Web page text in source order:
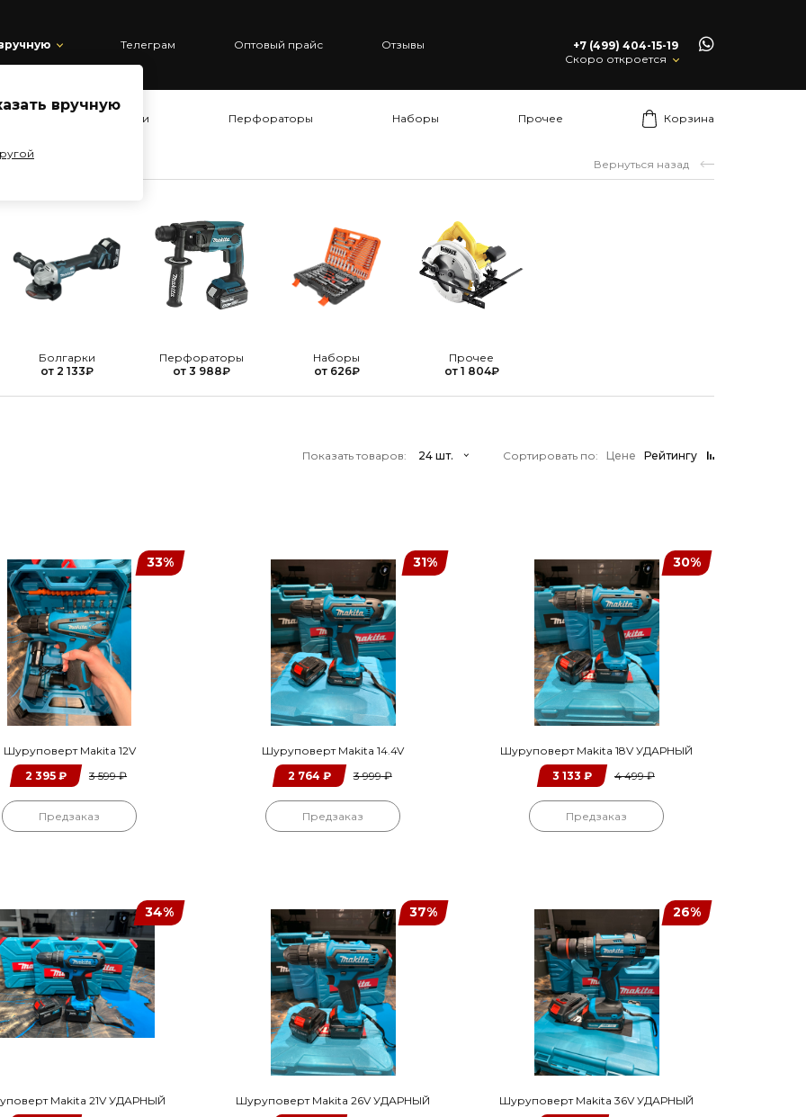
вручную
Телеграм Оптовый прайс Отзывы
+7 (499) 404-15-19
Скоро откроется
Болгарки Перфораторы Наборы Прочее Корзина
Вернуться назад
Болгарки
от 2 133₽
Перфораторы
от 3 988₽
Наборы
от 626₽
Прочее
от 1 804₽
Показать товаров: Сортировать по: Цене Рейтингу
33%
Шуруповерт Makita 12V
2 395 ₽ 3 599₽
Предзаказ
31%
Шуруповерт Makita 14.4V
2 764 ₽ 3 999₽
Предзаказ
30%
Шуруповерт Makita 18V УДАРНЫЙ
3 133 ₽ 4 499₽
Предзаказ
34%
Makita 21V УДАРНЫЙ
37%
Шуруповерт Makita 26V УДАРНЫЙ
26%
Шуруповерт Makita 36V УДАРНЫЙ